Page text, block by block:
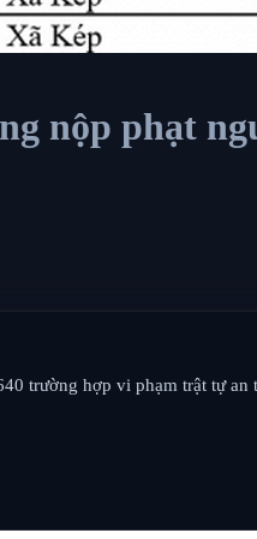
nộp phạt
trường hợp vi phạm trật tự